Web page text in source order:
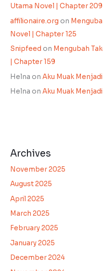
Utama Novel | Chapter 209
affilionaire.org on
Novel | Chapter 125
Snipfeed on Mengubah
| Chapter 159
Helna onAku Muak
Helna onAku Muak
Archives
November 2025
August 2025
April 2025
March 2025
February 2025
January 2025
December 2024